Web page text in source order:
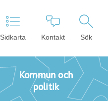
Sidkarta Kontakt Sök
Kommun och
politik